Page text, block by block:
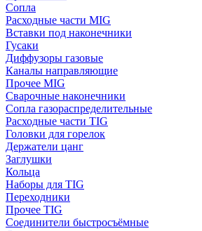
Сопла
Расходные части MIG
Вставки под наконечники
Гусаки
Диффузоры газовые
Каналы направляющие
Прочее MIG
Сварочные наконечники
Сопла газораспределительные
Расходные части TIG
Головки для горелок
Держатели цанг
Заглушки
Кольца
Наборы для TIG
Переходники
Прочее TIG
Соединители быстросъёмные